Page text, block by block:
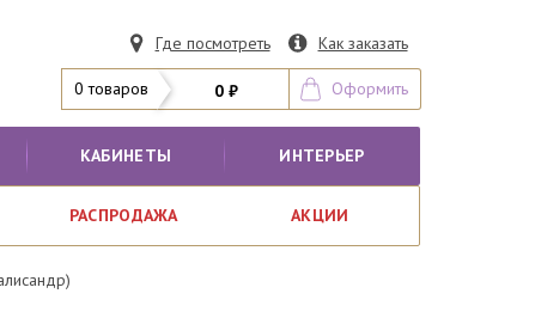
Где посмотреть Как заказать
0 товаров 0 ₽ Оформить
КАБИНЕТЫ ИНТЕРЬЕР
РАСПРОДАЖА АКЦИИ